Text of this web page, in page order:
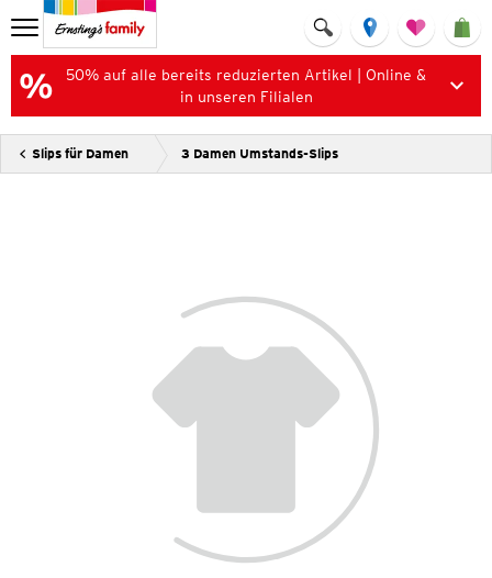
50% auf alle bereits reduzierten Artikel | Online &
in unseren Filialen
Slips für Damen 3 Damen Umstands-Slips